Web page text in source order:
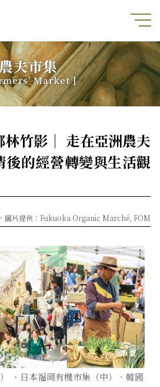
夫市集
Market ]
竹影｜ 走在亞洲農夫
後的經營轉變與生活觀
圖片提供：Fukuoka Organic Marché, FOM
、日本福岡有機市集（中）、韓國